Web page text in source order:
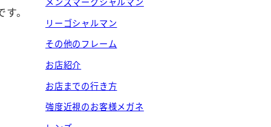
。
リーゴシャルマン
その他のフレーム
お店紹介
お店までの行き方
強度近視のお客様メガネ